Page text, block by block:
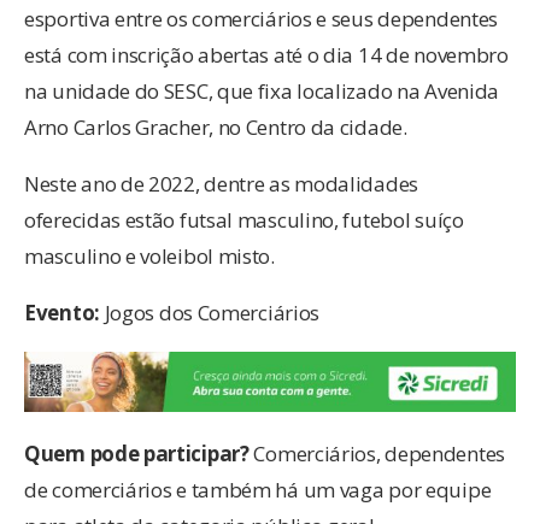
esportiva entre os comerciários e seus dependentes
está com inscrição abertas até o dia 14 de novembro
na unidade do SESC, que fixa localizado na Avenida
Arno Carlos Gracher, no Centro da cidade.
Neste ano de 2022, dentre as modalidades
oferecidas estão futsal masculino, futebol suíço
masculino e voleibol misto.
Evento: Jogos dos Comerciários
Quem pode participar?Comerciários, dependentes
de comerciários e também há um vaga por equipe